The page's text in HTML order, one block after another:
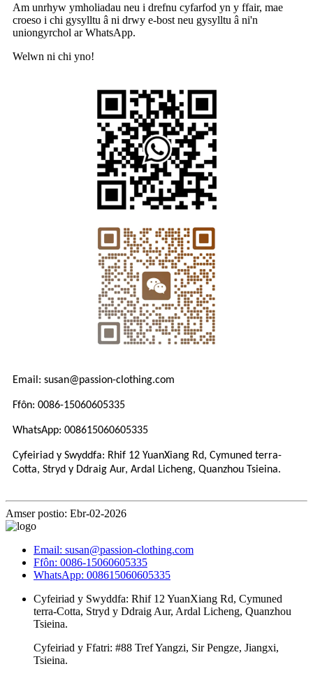
Am unrhyw ymholiadau neu i drefnu cyfarfod yn y ffair, mae
croeso i chi gysylltu â ni drwy e-bost neu gysylltu â ni'n
uniongyrchol ar WhatsApp.
Welwn ni chi yno!
Email: susan@passion-clothing.com
Ffôn: 0086-15060605335
WhatsApp: 008615060605335
Cyfeiriad y Swyddfa: Rhif 12 YuanXiang Rd, Cymuned terra-
Cotta, Stryd y Ddraig Aur, Ardal Licheng, Quanzhou Tsieina.
Amser postio: Ebr-02-2026
Email: susan@passion-clothing.com
Ffôn: 0086-15060605335
WhatsApp: 008615060605335
Cyfeiriad y Swyddfa: Rhif 12 YuanXiang Rd, Cymuned
terra-Cotta, Stryd y Ddraig Aur, Ardal Licheng, Quanzhou
Tsieina.
Cyfeiriad y Ffatri: #88 Tref Yangzi, Sir Pengze, Jiangxi,
Tsieina.